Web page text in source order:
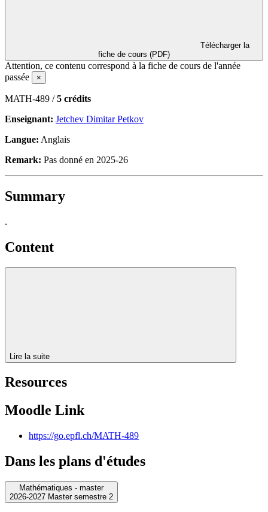
fiche de cours (PDF)
Attention, ce contenu correspond à la fiche de cours de l'année
passée
×
MATH-489 /5 crédits
Enseignant: Jetchev Dimitar Petkov
Langue: Anglais
Remark: Pas donné en 2025-26
Summary
.
Content
Lire la suite
Resources
Moodle Link
https://go.epfl.ch/MATH-489
Dans les plans d'études
Mathématiques - master
2026-2027 Master semestre 2